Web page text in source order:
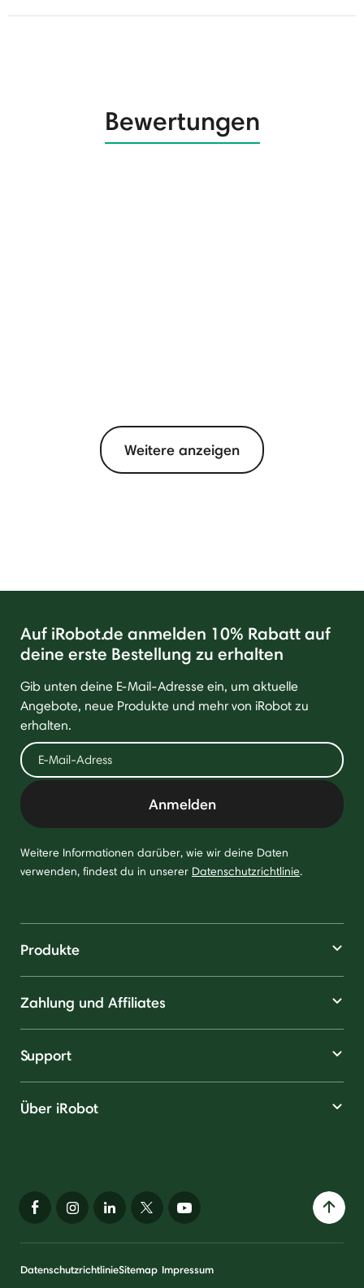
Bewertungen
Weitere anzeigen
Auf iRobot.de anmelden 10% Rabatt auf
deine erste Bestellung zu erhalten
Gib unten deine E-Mail-Adresse ein, um aktuelle
Angebote, neue Produkte und mehr von iRobot zu
erhalten.
Anmelden
Weitere Informationen darüber, wie wir deine Daten
verwenden, findest du in unserer Datenschutzrichtlinie.
Produkte
Zahlung und Affiliates
Support
Über iRobot
DatenschutzrichtlinieSitemap Impressum